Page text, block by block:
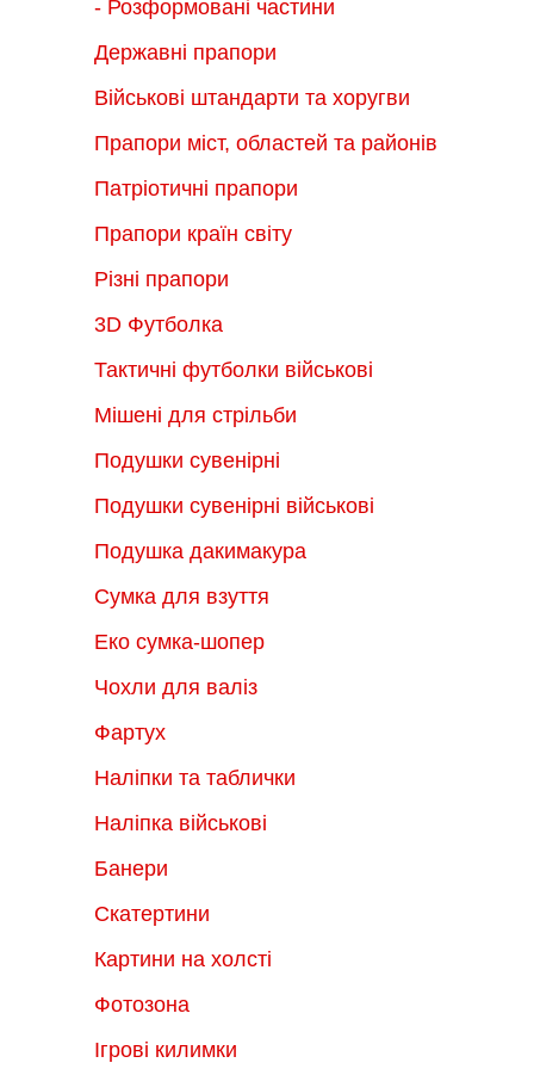
- Розформовані частини
Державні прапори
Військові штандарти та хоругви
Прапори міст, областей та районів
Патріотичні прапори
Прапори країн світу
Різні прапори
3D Футболка
Тактичні футболки військові
Мішені для стрільби
Подушки сувенірні
Подушки сувенірні військові
Подушка дакимакура
Сумка для взуття
Еко сумка-шопер
Чохли для валіз
Фартух
Наліпки та таблички
Наліпка військові
Банери
Скатертини
Картини на холсті
Фотозона
Ігрові килимки